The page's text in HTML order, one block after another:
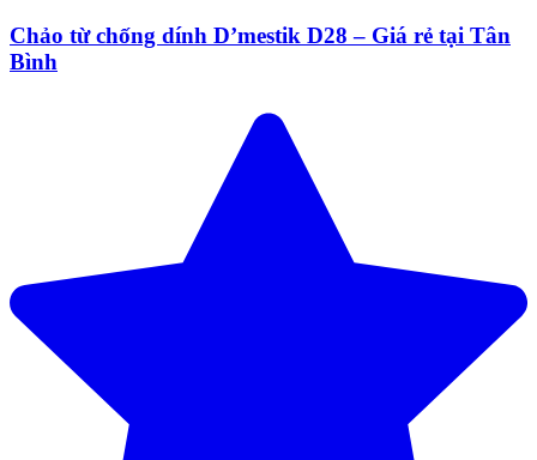
Chảo từ chống dính D’mestik D28 – Giá rẻ tại Tân
Bình